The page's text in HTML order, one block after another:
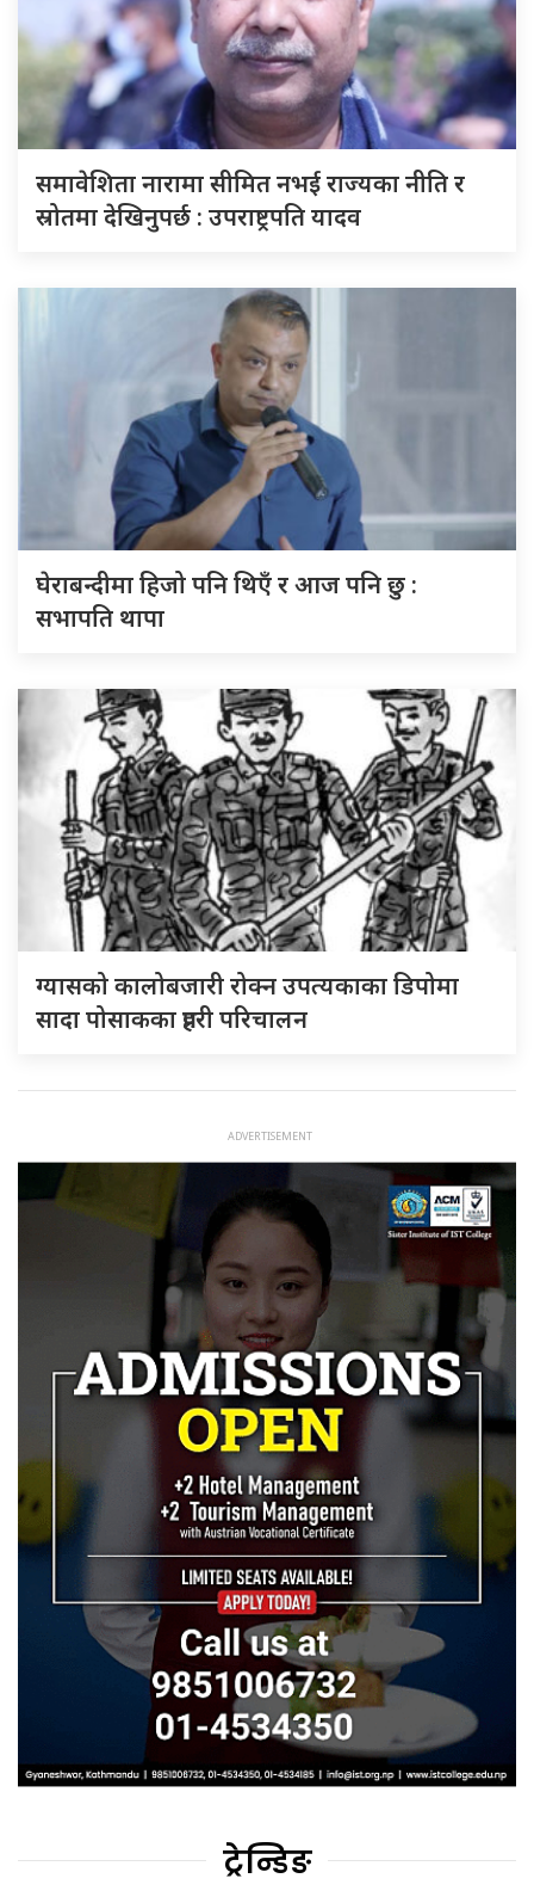
समावेशिता नारामा सीमित नभई राज्यका नीति र
स्रोतमा देखिनुपर्छ : उपराष्ट्रपति यादव
घेराबन्दीमा हिजो पनि थिएँ र आज पनि छु :
सभापति थापा
ग्यासको कालोबजारी रोक्न उपत्यकाका डिपोमा
सादा पोसाकका प्रहरी परिचालन
ट्रेन्डिङ